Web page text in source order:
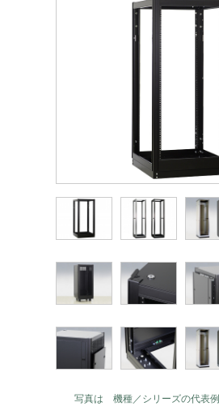
写真は 機種／シリーズの代表